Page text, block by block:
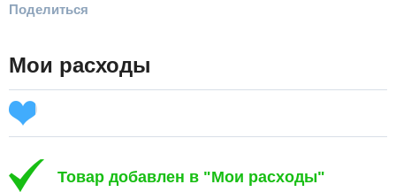
Поделиться
Мои расходы
Товар добавлен в "Мои расходы"